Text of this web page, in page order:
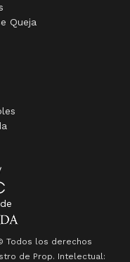
Queja
Todos los derechos
de Prop. Intelectual: